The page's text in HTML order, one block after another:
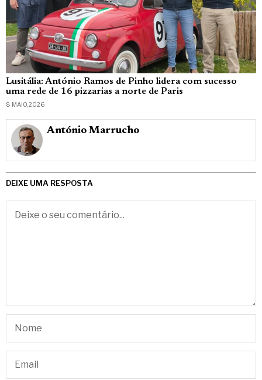
Lusitália: António Ramos de Pinho lidera com sucesso
uma rede de 16 pizzarias a norte de Paris
8 MAIO, 2026
António Marrucho
DEIXE UMA RESPOSTA